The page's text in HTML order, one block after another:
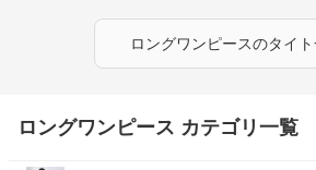
ロングワンピースのタイト
ロングワンピース カテゴリ一覧